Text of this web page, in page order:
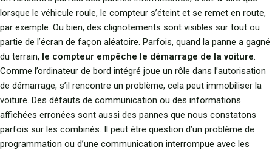
lorsque le véhicule roule, le compteur s’éteint et se remet en route,
par exemple. Ou bien, des clignotements sont visibles sur tout ou
partie de l’écran de façon aléatoire. Parfois, quand la panne a gagné
du terrain, le compteur empêche le démarrage de la voiture.
Comme l’ordinateur de bord intégré joue un rôle dans l’autorisation
de démarrage, s’il rencontre un problème, cela peut immobiliser la
voiture. Des défauts de communication ou des informations
affichées erronées sont aussi des pannes que nous constatons
parfois sur les combinés. Il peut être question d’un problème de
programmation ou d’une communication interrompue avec les